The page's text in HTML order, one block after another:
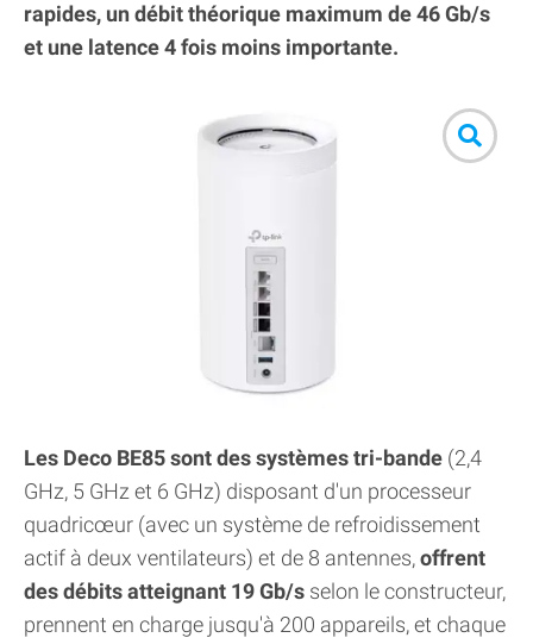
rapides, un débit théorique maximum de 46 Gb/s
et une latence 4 fois moins importante.
Les Deco BE85 sont des systèmes tri-bande (2,4
GHz, 5 GHz et 6 GHz) disposant d'un processeur
quadricœur (avec un système de refroidissement
actif à deux ventilateurs) et de 8 antennes,offrent
des débits atteignant 19 Gb/s selon le constructeur,
prennent en charge jusqu'à 200 appareils, et chaque